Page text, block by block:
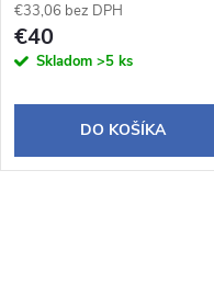
€33,06 bez DPH
€40
Skladom >5 ks
DO KOŠÍKA